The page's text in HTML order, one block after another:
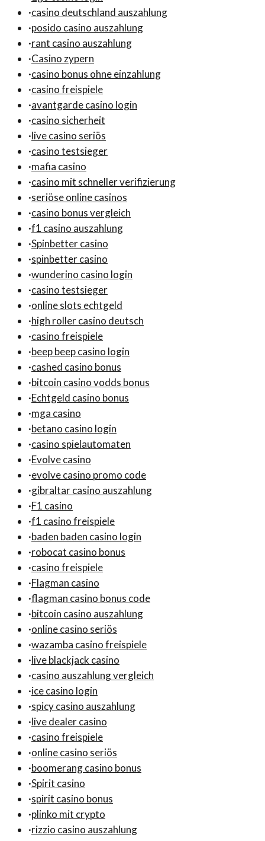
·casino deutschland auszahlung
·posido casino auszahlung
·rant casino auszahlung
·Casino zypern
·casino bonus ohne einzahlung
·casino freispiele
·avantgarde casino login
·casino sicherheit
·live casino seriös
·casino testsieger
·mafia casino
·casino mit schneller verifizierung
·seriöse online casinos
·casino bonus vergleich
·f1 casino auszahlung
·Spinbetter casino
·spinbetter casino
·wunderino casino login
·casino testsieger
·online slots echtgeld
·high roller casino deutsch
·casino freispiele
·beep beep casino login
·cashed casino bonus
·bitcoin casino vodds bonus
·Echtgeld casino bonus
·mga casino
·betano casino login
·casino spielautomaten
·Evolve casino
·evolve casino promo code
·gibraltar casino auszahlung
·F1 casino
·f1 casino freispiele
·baden baden casino login
·robocat casino bonus
·casino freispiele
·Flagman casino
·flagman casino bonus code
·bitcoin casino auszahlung
·online casino seriös
·wazamba casino freispiele
·live blackjack casino
·casino auszahlung vergleich
·ice casino login
·spicy casino auszahlung
·live dealer casino
·casino freispiele
·online casino seriös
·boomerang casino bonus
·Spirit casino
·spirit casino bonus
·plinko mit crypto
·rizzio casino auszahlung